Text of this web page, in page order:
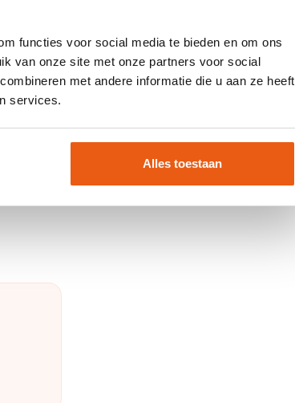
functies voor social media te bieden en om ons
van onze site met onze partners voor social
met andere informatie die u aan ze heeft
services.
Alles toestaan
nog
week